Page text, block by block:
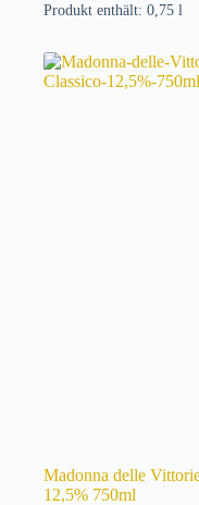
Produkt enthält: 0,75 l
Madonna delle
12,5% 750ml